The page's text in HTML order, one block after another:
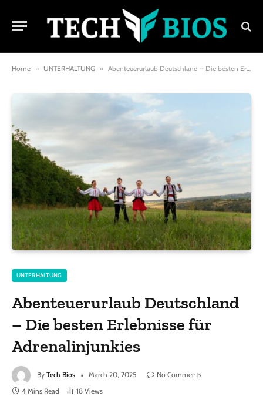
Home » UNTERHALTUNG » Abenteuerurlaub Deutschland – Die besten Erlebnisse für Adrenalinjunkies
UNTERHALTUNG
Abenteuerurlaub Deutschland
– Die besten Erlebnisse für
Adrenalinjunkies
By Tech Bios March 20, 2025
No Comments
4 Mins Read
18 Views